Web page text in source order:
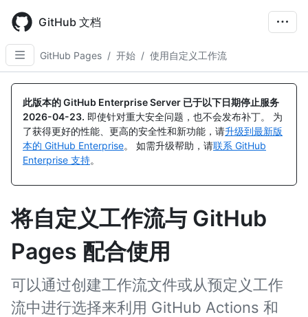
main
content
GitHub 文档
GitHub Pages / 开始 / 使用自定义工作流
此版本的 GitHub Enterprise Server 已于以下日期停止服务
2026-04-23. 即使针对重大安全问题，也不会发布补丁。 为
了获得更好的性能、更高的安全性和新功能，请升级到最新版
本的 GitHub Enterprise。 如需升级帮助，请联系 GitHub
Enterprise 支持。
将自定义工作流与 GitHub
Pages 配合使用
可以通过创建工作流文件或从预定义工作
流中进行选择来利用 GitHub Actions 和